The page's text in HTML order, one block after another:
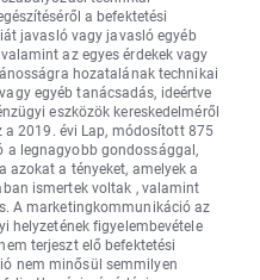
a befektetési
javasló vagy javasló egyéb
az egyes érdekek vagy
hozatalának technikai
egyéb tanácsadás, ideértve
eszközök kereskedelméről
2019. évi Lap, módosított 875
a legnagyobb gondossággal,
a tényeket, amelyek a
ismertek voltak , valamint
A marketingkommunikáció az
helyzetének figyelembevétele
terjeszt elő befektetési
nem minősül semmilyen